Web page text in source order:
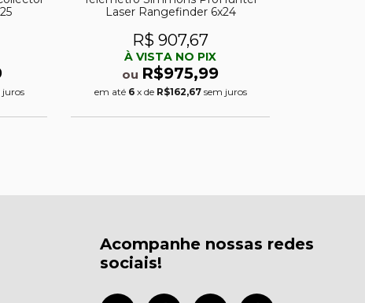
juros
Laser Rangefinder 6x24
R$ 907,67
À VISTA NO PIX
ou R$975,99
em até 6 x de R$162,67 sem juros
Acompanhe nossas redes
sociais!